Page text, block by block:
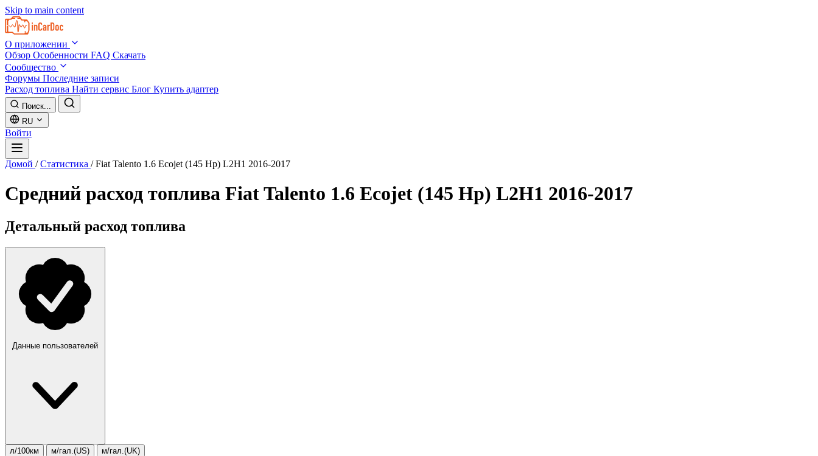
Skip to main content
О приложении
Обзор Особенности FAQ Скачать
Сообщество
Форумы Последние записи
Расход топлива Найти сервис Блог Купить адаптер
Поиск...
RU
Войти
Домой / Статистика / Fiat Talento 1.6 Ecojet (145 Hp) L2H1 2016-2017
Средний расход топлива Fiat Talento 1.6 Ecojet (145 Hp) L2H1 2016-2017
Детальный расход топлива
Данные пользователей
л/100км м/гал.(US) м/гал.(UK)